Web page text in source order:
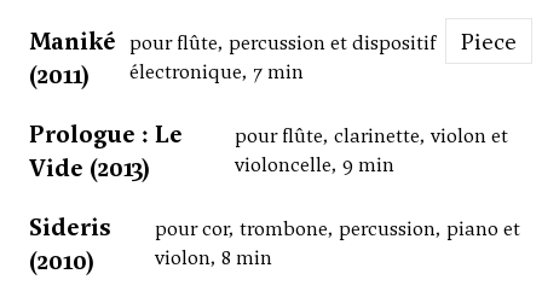
Maniké
(2011)
pour flûte, percussion et dispositif
électronique, 7 min
Piece
Prologue : Le
Vide (2013)
pour flûte, clarinette, violon et
violoncelle, 9 min
Sideris
(2010)
pour cor, trombone, percussion, piano et
violon, 8 min